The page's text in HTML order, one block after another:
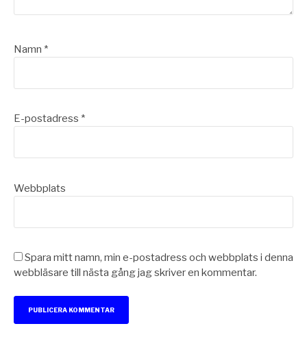
Namn *
E-postadress *
Webbplats
Spara mitt namn, min e-postadress och webbplats i denna
webbläsare till nästa gång jag skriver en kommentar.